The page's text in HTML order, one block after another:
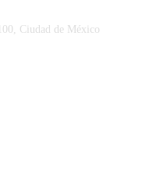
Ciudad de México